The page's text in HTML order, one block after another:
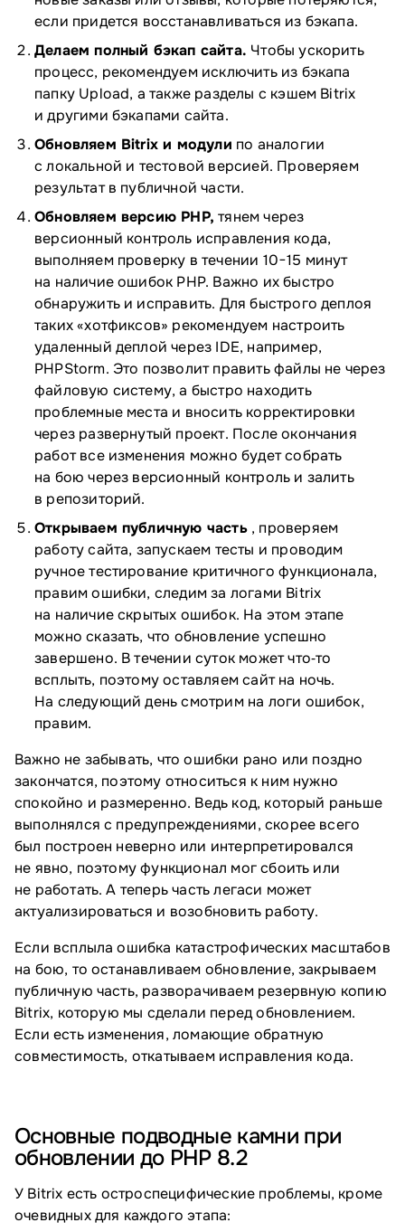
если придется восстанавливаться из бэкапа.
Делаем полный бэкап сайта. Чтобы ускорить
процесс, рекомендуем исключить из бэкапа
папку Upload, а также разделы с кэшем Bitrix
и другими бэкапами сайта.
Обновляем Bitrix и модули по аналогии
с локальной и тестовой версией. Проверяем
результат в публичной части.
Обновляем версию PHP, тянем через
версионный контроль исправления кода,
выполняем проверку в течении 10−15 минут
на наличие ошибок PHP. Важно их быстро
обнаружить и исправить. Для быстрого деплоя
таких «хотфиксов» рекомендуем настроить
удаленный деплой через IDE, например,
PHPStorm. Это позволит править файлы не через
файловую систему, а быстро находить
проблемные места и вносить корректировки
через развернутый проект. После окончания
работ все изменения можно будет собрать
на бою через версионный контроль и залить
в репозиторий.
Открываем публичную часть, проверяем
работу сайта, запускаем тесты и проводим
ручное тестирование критичного функционала,
правим ошибки, следим за логами Bitrix
на наличие скрытых ошибок. На этом этапе
можно сказать, что обновление успешно
завершено. В течении суток может что‑то
всплыть, поэтому оставляем сайт на ночь.
На следующий день смотрим на логи ошибок,
правим.
Важно не забывать, что ошибки рано или поздно
закончатся, поэтому относиться к ним нужно
спокойно и размеренно. Ведь код, который раньше
выполнялся с предупреждениями, скорее всего
был построен неверно или интерпретировался
не явно, поэтому функционал мог сбоить или
не работать. А теперь часть легаси может
актуализироваться и возобновить работу.
Если всплыла ошибка катастрофических масштабов
на бою, то останавливаем обновление, закрываем
публичную часть, разворачиваем резервную копию
Bitrix, которую мы сделали перед обновлением.
Если есть изменения, ломающие обратную
совместимость, откатываем исправления кода.
Основные подводные камни при
обновлении до PHP 8.2
У Bitrix есть остроспецифические проблемы, кроме
очевидных для каждого этапа: